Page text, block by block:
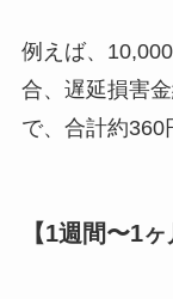
例えば、
合、遅延損害
で、合計約360
【1週間〜1